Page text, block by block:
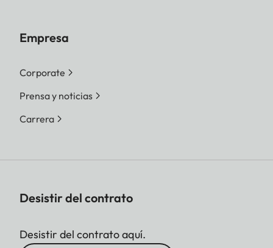
Empresa
Corporate
Prensa y noticias
Carrera
Desistir del contrato
Desistir del contrato aquí.